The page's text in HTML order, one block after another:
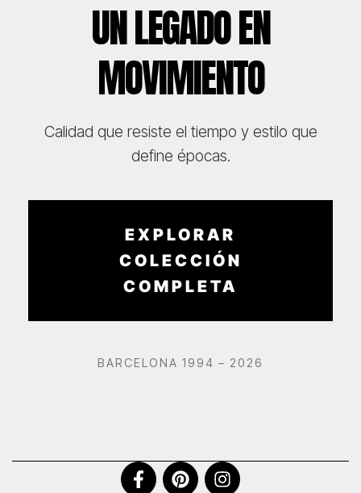
UN LEGADO EN
MOVIMIENTO
Calidad que resiste el tiempo y estilo que
define épocas.
EXPLORAR
COLECCIÓN
COMPLETA
BARCELONA 1994 – 2026